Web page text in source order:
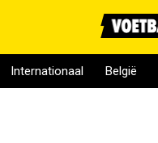
Internationaal België